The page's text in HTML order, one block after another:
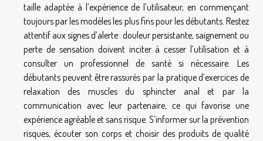
taille adaptée à l’expérience de l’utilisateur, en commençant
toujours par les modèles les plus fins pour les débutants. Restez
attentif aux signes d’alerte : douleur persistante, saignement ou
perte de sensation doivent inciter à cesser l’utilisation et à
consulter un professionnel de santé si nécessaire. Les
débutants peuvent être rassurés par la pratique d’exercices de
relaxation des muscles du sphincter anal et par la
communication avec leur partenaire, ce qui favorise une
expérience agréable et sans risque. S’informer sur la prévention
risques, écouter son corps et choisir des produits de qualité